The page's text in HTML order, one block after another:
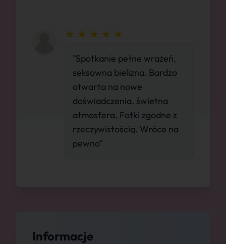
Informacje
"Spotkanie pełne wrażeń,
seksowna bielizna. Bardzo
otwarta na nowe
doświadczenia. świetna
atmosfera. Fotki zgodne z
rzeczywistością. Wróce na
pewno"